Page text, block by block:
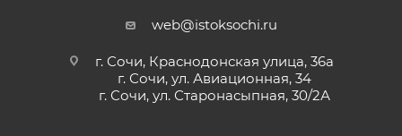
web@istoksochi.ru
г. Сочи, Краснодонская улица, 36а
г. Сочи, ул. Авиационная, 34
г. Сочи, ул. Старонасыпная, 30/2А